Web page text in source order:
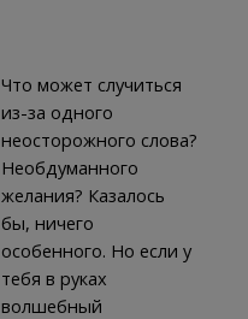
Что может случиться
из-за одного
неосторожного слова?
Необдуманного
желания? Казалось
бы, ничего
особенного. Но если у
тебя в руках
волшебный